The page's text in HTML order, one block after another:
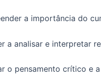
a importância do
a analisar e interpretar
o pensamento crítico e